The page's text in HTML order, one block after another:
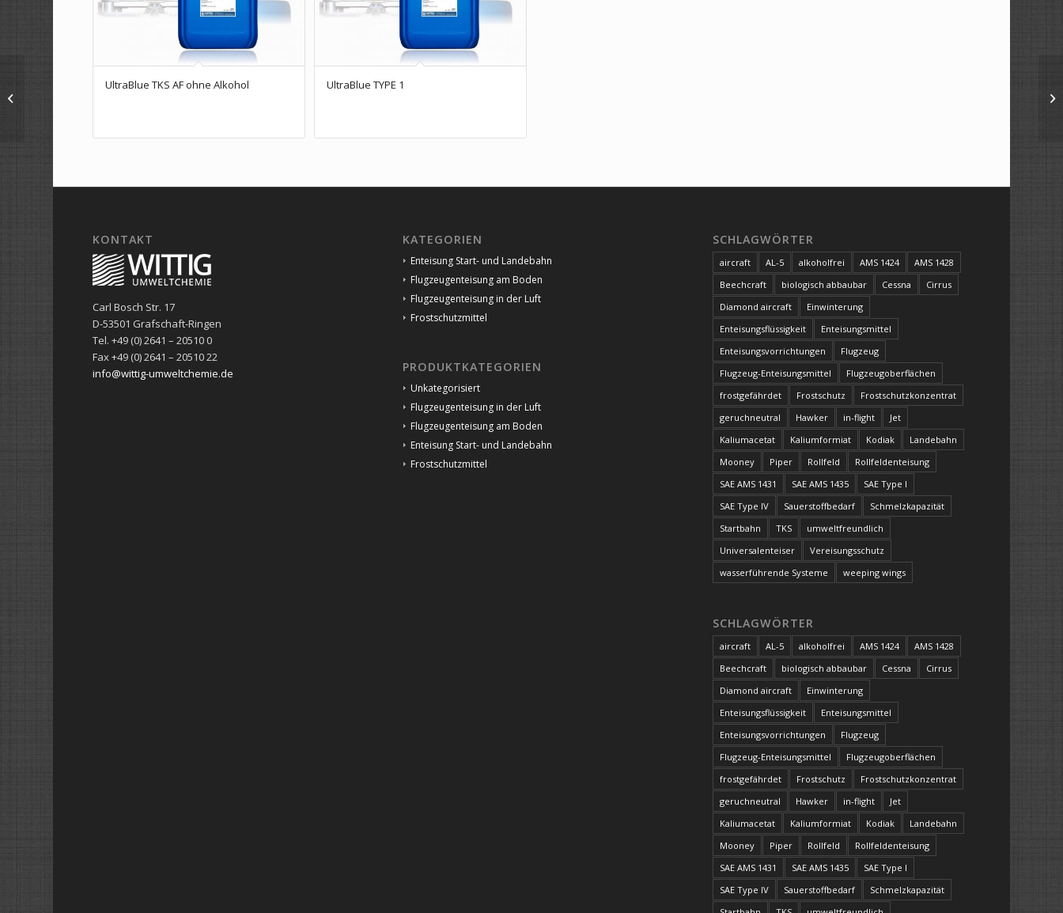
UltraBlue TKS AF ohne Alkohol UltraBlue TYPE 1
KONTAKT
Carl Bosch Str. 17
D-53501 Grafschaft-Ringen
Tel. +49 (0) 2641 – 20510 0
Fax +49 (0) 2641 – 20510 22
info@wittig-umweltchemie.de
KATEGORIEN
Enteisung Start- und Landebahn
Flugzeugenteisung am Boden
Flugzeugenteisung in der Luft
Frostschutzmittel
PRODUKTKATEGORIEN
Unkategorisiert
Flugzeugenteisung in der Luft
Flugzeugenteisung am Boden
Enteisung Start- und Landebahn
Frostschutzmittel
SCHLAGWÖRTER
aircraft AL-5 alkoholfrei AMS 1424
AMS 1428
Beechcraft
biologisch abbaubar Cessna
Cirrus
Diamond aircraft
Einwinterung
Enteisungsflüssigkeit
Enteisungsmittel
Enteisungsvorrichtungen
Flugzeug
Flugzeug-Enteisungsmittel
Flugzeugoberflächen
frostgefährdet
Frostschutz
Frostschutzkonzentrat
geruchneutral
Hawker in-flight
Jet
Kaliumacetat
Kaliumformiat Kodiak
Landebahn
Mooney
Piper Rollfeld
Rollfeldenteisung
SAE AMS 1431
SAE AMS 1435
SAE Type I
SAE Type IV
Sauerstoffbedarf
Schmelzkapazität
Startbahn
TKS
umweltfreundlich
Universalenteiser
Vereisungsschutz
wasserführende Systeme
weeping wings
SCHLAGWÖRTER
aircraft AL-5 alkoholfrei AMS 1424
AMS 1428
Beechcraft
biologisch abbaubar Cessna
Cirrus
Diamond aircraft
Einwinterung
Enteisungsflüssigkeit
Enteisungsmittel
Enteisungsvorrichtungen
Flugzeug
Flugzeug-Enteisungsmittel
Flugzeugoberflächen
frostgefährdet
Frostschutz
Frostschutzkonzentrat
geruchneutral
Hawker in-flight
Jet
Kaliumacetat
Kaliumformiat Kodiak
Landebahn
Mooney
Piper Rollfeld
Rollfeldenteisung
SAE AMS 1431
SAE AMS 1435
SAE Type I
SAE Type IV
Sauerstoffbedarf
Schmelzkapazität